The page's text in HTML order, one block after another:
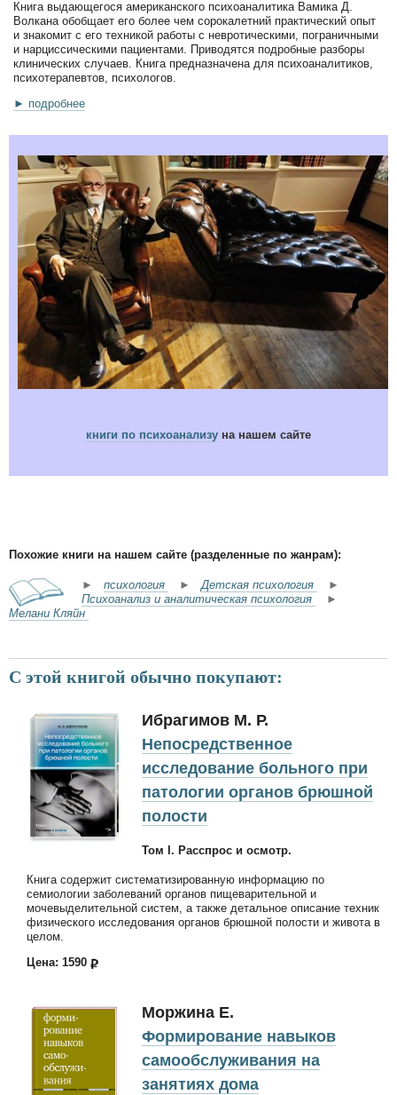
Книга выдающегося американского психоаналитика Вамика Д.
Волкана обобщает его более чем сорокалетний практический опыт
и знакомит с его техникой работы с невротическими, пограничными
и нарциссическими пациентами. Приводятся подробные разборы
клинических случаев. Книга предназначена для психоаналитиков,
психотерапевтов, психологов.
► подробнее
книги по психоанализу на нашем сайте
Похожие книги на нашем сайте (разделенные по жанрам):
► психология ► Детская психология
►
Психоанализ и аналитическая психология
►
Мелани Кляйн
С этой книгой обычно покупают:
Ибрагимов М. Р.
Непосредственное
исследование больного при
патологии органов брюшной
полости
Том I. Расспрос и осмотр.
Книга содержит систематизированную информацию по
семиологии заболеваний органов пищеварительной и
мочевыделительной систем, а также детальное описание техник
физического исследования органов брюшной полости и живота в
целом.
Цена: 1590
Моржина Е.
Формирование навыков
самообслуживания на
занятиях дома